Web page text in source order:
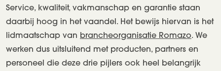
Service, kwaliteit, vakmanschap en garantie staan
daarbij hoog in het vaandel. Het bewijs hiervan is het
lidmaatschap van brancheorganisatie Romazo. We
werken dus uitsluitend met producten, partners en
personeel die deze drie pijlers ook heel belangrijk